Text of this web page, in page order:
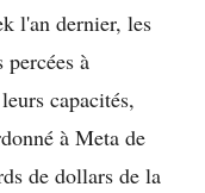
l'an dernier, les
à
capacités,
à Meta de
de dollars de la